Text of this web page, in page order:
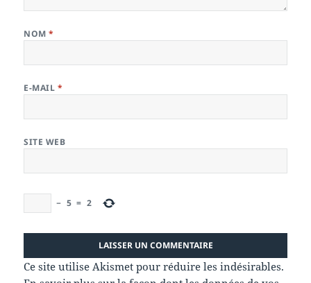
NOM*
E-MAIL *
SITE WEB
− 5 = 2
Ce site utilise Akismet pour réduire les indésirables.